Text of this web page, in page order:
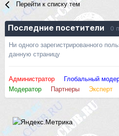
Перейти к списку тем
Последние посетители 0
Ни одного зарегистрированного
данную страницу
Администратор Глобальный
Модератор
Партнеры Эксперт